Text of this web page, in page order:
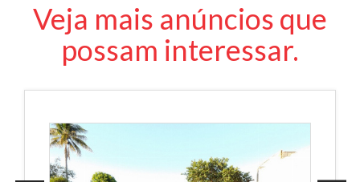
Veja mais anúncios que
possam interessar.